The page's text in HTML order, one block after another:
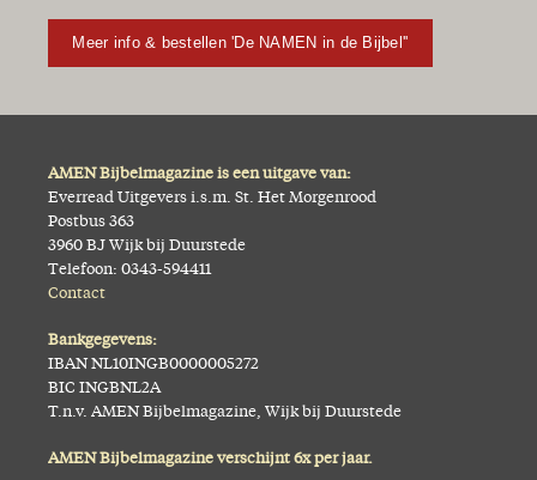
Meer info & bestellen 'De NAMEN in de Bijbel''
AMEN Bijbelmagazine is een uitgave van:
Everread Uitgevers i.s.m. St. Het Morgenrood
Postbus 363
3960 BJ Wijk bij Duurstede
Telefoon: 0343-594411
Contact
Bankgegevens:
IBAN NL10INGB0000005272
BIC INGBNL2A
T.n.v. AMEN Bijbelmagazine, Wijk bij Duurstede
AMEN Bijbelmagazine verschijnt 6x per jaar.